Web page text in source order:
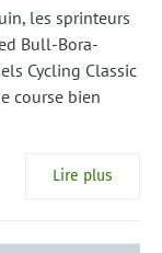
les sprinteurs
Bull-Bora-
Cycling Classic
course bien
Lire plus